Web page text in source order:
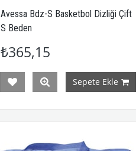
Avessa Bdz-S Basketbol Dizliği Çift
S Beden
₺365,15
Sepete Ekle